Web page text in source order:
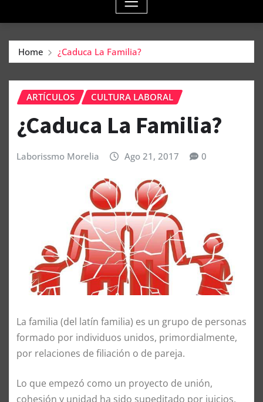
Home ¿Caduca La Familia?
ARTÍCULOS CULTURA LABORAL
¿Caduca La Familia?
Laborissmo Morelia Ago 21, 2017 0
La familia (del latín familia) es un grupo de personas
formado por individuos unidos, primordialmente,
por relaciones de filiación o de pareja.
Lo que empezó como un proyecto de unión,
cohesión y unidad ha sido supeditado por juicios,